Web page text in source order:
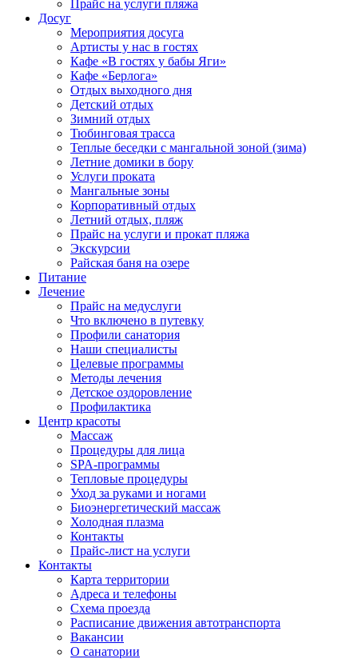
Прайс на услуги пляжа
Досуг
Мероприятия досуга
Артисты у нас в гостях
Кафе «В гостях у бабы Яги»
Кафе «Берлога»
Отдых выходного дня
Детский отдых
Зимний отдых
Тюбинговая трасса
Теплые беседки с мангальной зоной (зима)
Летние домики в бору
Услуги проката
Мангальные зоны
Корпоративный отдых
Летний отдых, пляж
Прайс на услуги и прокат пляжа
Экскурсии
Райская баня на озере
Питание
Лечение
Прайс на медуслуги
Что включено в путевку
Профили санатория
Наши специалисты
Целевые программы
Методы лечения
Детское оздоровление
Профилактика
Центр красоты
Массаж
Процедуры для лица
SPA-программы
Тепловые процедуры
Уход за руками и ногами
Биоэнергетический массаж
Холодная плазма
Контакты
Прайс-лист на услуги
Контакты
Карта территории
Адреса и телефоны
Схема проезда
Расписание движения автотранспорта
Вакансии
О санатории